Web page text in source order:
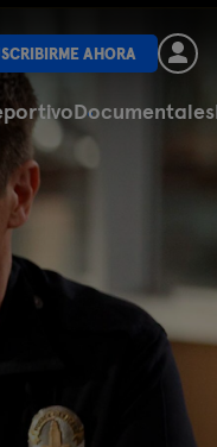
Documentales
AHORA